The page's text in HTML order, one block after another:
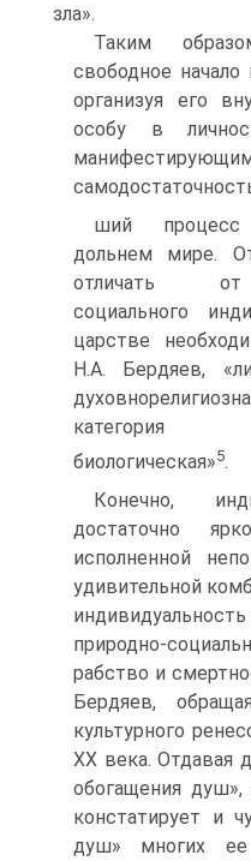
зла».
Таким
свободное начало
организуя его
особу в
ший процесс
дольнем мире.
отличать от
социального
царстве
Н.А. Бердяев,
категория
биологическая»5.
Конечно,
достаточно
исполненной
удивительной
природно-
рабство и
Бердяев,
культурного
XX века. Отдавая
обогащения
констатирует и
душ» многих ее